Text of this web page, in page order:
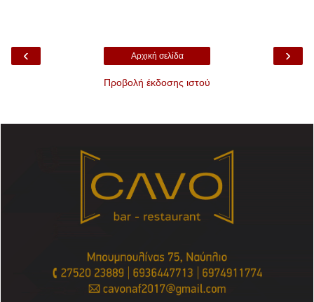
‹ ›
Αρχική σελίδα
Προβολή έκδοσης ιστού